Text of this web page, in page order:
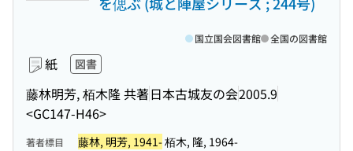
紙 図書
藤林明芳, 栢木隆 共著日本古城友の会2005.9
<GC147-H46>
国立国会図書館 全国の図書館
著者標目 藤林, 明芳, 1941-栢木, 隆, 1964-